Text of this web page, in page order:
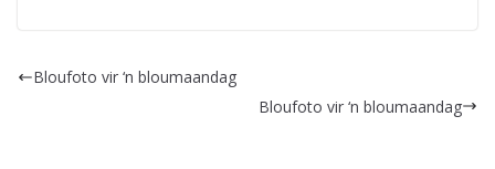
Bloufoto vir ‘n bloumaandag
Bloufoto vir ‘n bloumaandag